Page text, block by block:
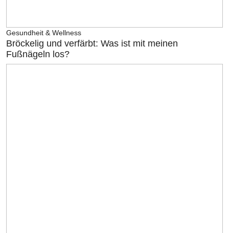
Gesundheit & Wellness
Bröckelig und verfärbt: Was ist mit meinen
Fußnägeln los?